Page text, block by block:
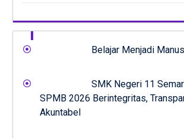
Belajar Menjadi
SMK Negeri 11
SPMB 2026 Berintegritas,
Akuntabel